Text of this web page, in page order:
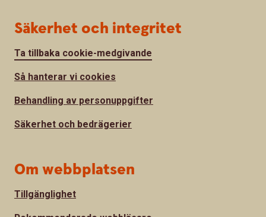
Säkerhet och integritet
Ta tillbaka cookie-medgivande
Så hanterar vi cookies
Behandling av personuppgifter
Säkerhet och bedrägerier
Om webbplatsen
Tillgänglighet